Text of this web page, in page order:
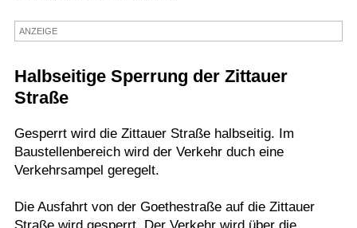
Sport
Kostenlos
ANZEIGE
Halbseitige Sperrung der Zittauer
Straße
Gesperrt wird die Zittauer Straße halbseitig. Im
Baustellenbereich wird der Verkehr duch eine
Verkehrsampel geregelt.
Die Ausfahrt von der Goethestraße auf die Zittauer